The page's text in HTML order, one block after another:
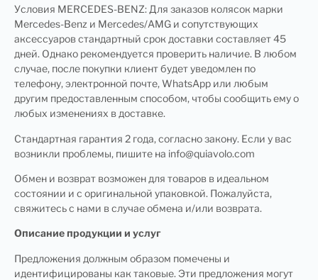
Условия MERCEDES-BENZ: Для заказов колясок марки
Mercedes-Benz и Mercedes/AMG и сопутствующих
аксессуаров стандартный срок доставки составляет 45
дней. Однако рекомендуется проверить наличие. В любом
случае, после покупки клиент будет уведомлен по
телефону, электронной почте, WhatsApp или любым
другим предоставленным способом, чтобы сообщить ему о
любых изменениях в доставке.
Стандартная гарантия 2 года, согласно закону. Если у вас
возникли проблемы, пишите на info@quiavolo.com
Обмен и возврат возможен для товаров в идеальном
состоянии и с оригинальной упаковкой. Пожалуйста,
свяжитесь с нами в случае обмена и/или возврата.
Описание продукции и услуг
Предложения должным образом помечены и
идентифицированы как таковые. Эти предложения могут